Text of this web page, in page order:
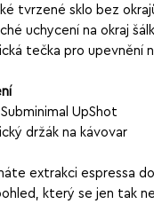
tvrzené sklo bez
uchycení na okraj
tečka pro upevnění
UpShot
držák na kávovar
extrakci espressa
který se jen tak